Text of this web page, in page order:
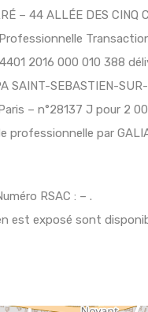
– 44 ALLÉE DES CINQ
2016 000 010 388
SEBASTIEN-
– n°28137 J pour 2
professionnelle par
RSAC : – .
est exposé sont